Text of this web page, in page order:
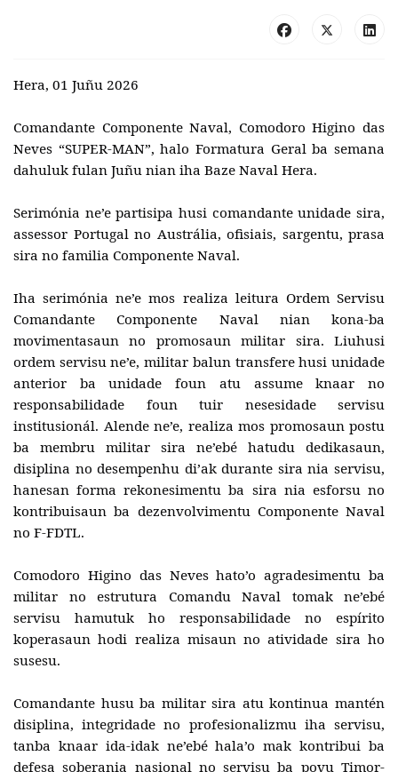
Hera, 01 Juñu 2026
Comandante Componente Naval, Comodoro Higino das
Neves “SUPER-MAN”, halo Formatura Geral ba semana
dahuluk fulan Juñu nian iha Baze Naval Hera.
Serimónia ne’e partisipa husi comandante unidade sira,
assessor Portugal no Austrália, ofisiais, sargentu, prasa
sira no familia Componente Naval.
Iha serimónia ne’e mos realiza leitura Ordem Servisu
Comandante Componente Naval nian kona-ba
movimentasaun no promosaun militar sira. Liuhusi
ordem servisu ne’e, militar balun transfere husi unidade
anterior ba unidade foun atu assume knaar no
responsabilidade foun tuir nesesidade servisu
institusionál. Alende ne’e, realiza mos promosaun postu
ba membru militar sira ne’ebé hatudu dedikasaun,
disiplina no desempenhu di’ak durante sira nia servisu,
hanesan forma rekonesimentu ba sira nia esforsu no
kontribuisaun ba dezenvolvimentu Componente Naval
no F-FDTL.
Comodoro Higino das Neves hato’o agradesimentu ba
militar no estrutura Comandu Naval tomak ne’ebé
servisu hamutuk ho responsabilidade no espírito
koperasaun hodi realiza misaun no atividade sira ho
susesu.
Comandante husu ba militar sira atu kontinua mantén
disiplina, integridade no profesionalizmu iha servisu,
tanba knaar ida-idak ne’ebé hala’o mak kontribui ba
defesa soberania nasional no servisu ba povu Timor-